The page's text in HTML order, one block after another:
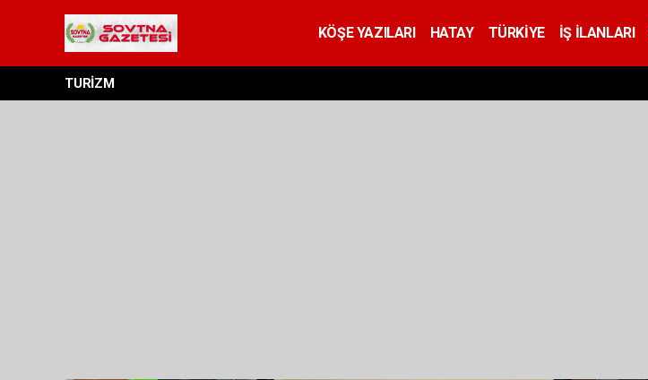
KÖŞE YAZILARI HATAY TÜRKİYE İŞ İLANLARI
TURİZM